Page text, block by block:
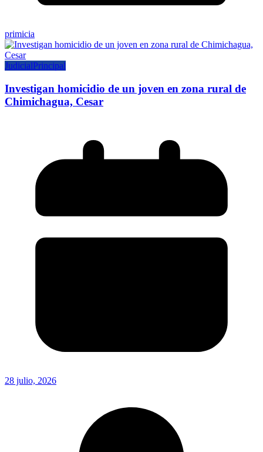
primicia
JudicialPrincipal
Investigan homicidio de un joven en zona rural de
Chimichagua, Cesar
28 julio, 2026